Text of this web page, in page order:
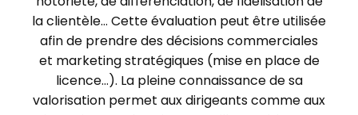
la clientèle… Cette évaluation peut être utilisée
afin de prendre des décisions commerciales
et marketing stratégiques (mise en place de
licence…). La pleine connaissance de sa
valorisation permet aux dirigeants comme aux